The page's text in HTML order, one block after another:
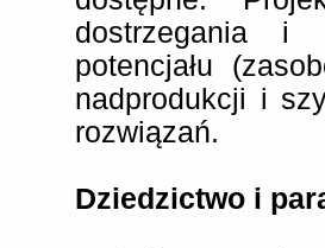
dostrzegania i
potencjału
nadprodukcji i
rozwiązań.
Dziedzictwo i